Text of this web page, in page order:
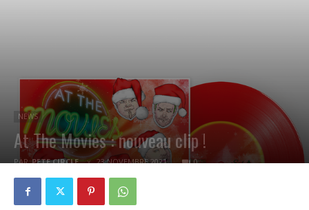
NEWS
At The Movies : nouveau clip !
PAR PETE CIRCLE 23 NOVEMBRE 2021 0